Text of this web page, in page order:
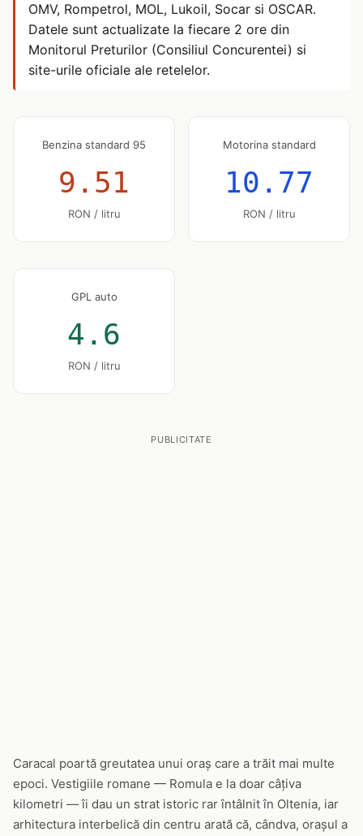
OMV, Rompetrol, MOL, Lukoil, Socar si OSCAR.
Datele sunt actualizate la fiecare 2 ore din
Monitorul Preturilor (Consiliul Concurentei) si
site-urile oficiale ale retelelor.
Benzina standard 95
9.51
RON / litru
Motorina standard
10.77
RON / litru
GPL auto
4.6
RON / litru
PUBLICITATE
Caracal poartă greutatea unui oraș care a trăit mai multe
epoci. Vestigiile romane — Romula e la doar câțiva
kilometri — îi dau un strat istoric rar întâlnit în Oltenia, iar
arhitectura interbelică din centru arată că, cândva, orașul a